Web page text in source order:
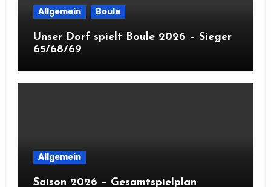
Allgemein Boule
Unser Dorf spielt Boule 2026 – Sieger
65/68/69
Allgemein
Saison 2026 – Gesamtspielplan